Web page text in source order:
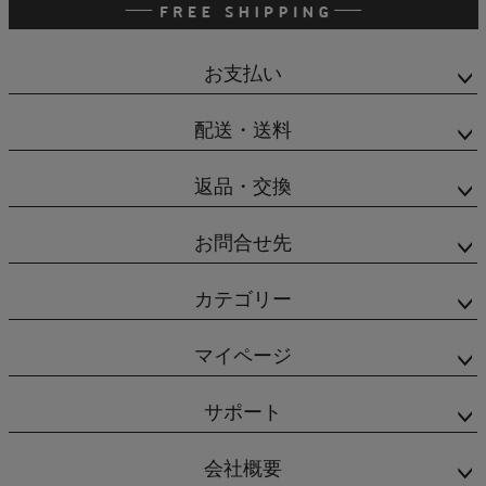
お支払い
配送・送料
返品・交換
お問合せ先
カテゴリー
マイページ
サポート
会社概要